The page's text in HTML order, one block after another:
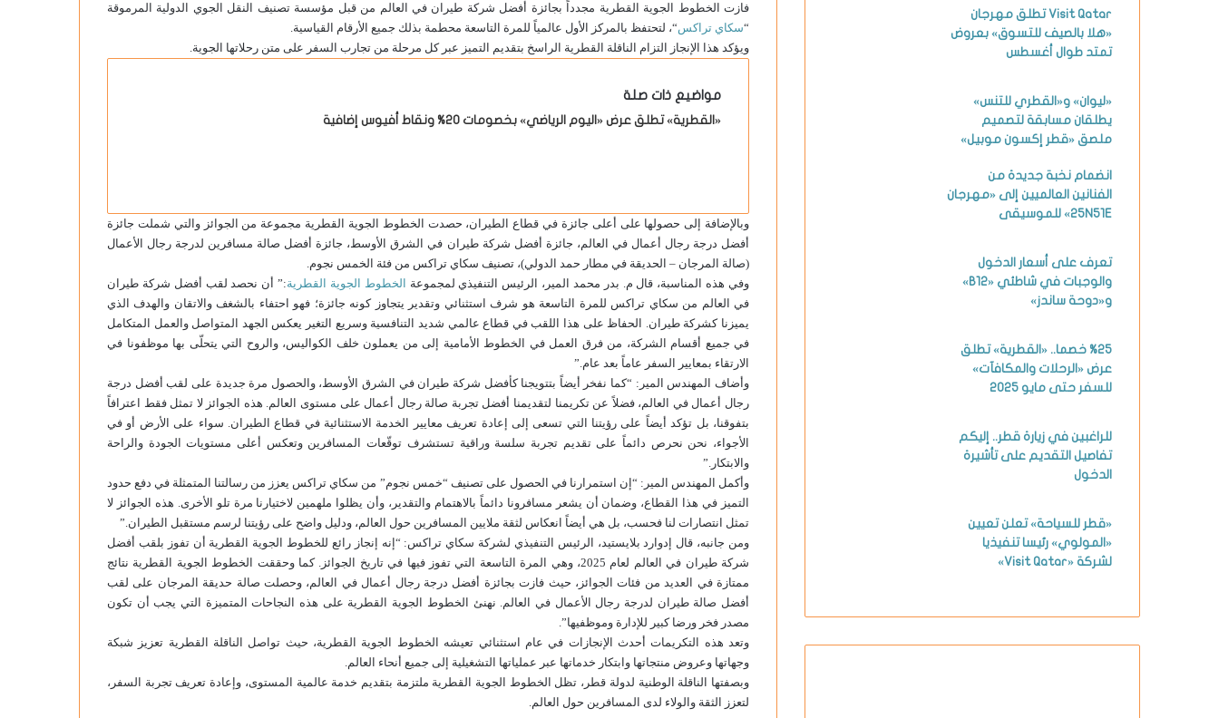
فازت الخطوط الجوية القطرية مجدداً بجائزة أفضل شركة طيران في العالم من قبل مؤسسة تصنيف النقل الجوي الدولية المرموقة
“سكاي تراكس“، لتحتفظ بالمركز الأول عالمياً للمرة التاسعة محطمة بذلك جميع الأرقام القياسية.
ويؤكد هذا الإنجاز التزام الناقلة القطرية الراسخ بتقديم التميز عبر كل مرحلة من تجارب السفر على متن رحلاتها الجوية.
مواضيع ذات صلة
«القطرية» تطلق عرض «اليوم الرياضي» بخصومات 20% ونقاط أفيوس إضافية
وبالإضافة إلى حصولها على أعلى جائزة في قطاع الطيران، حصدت الخطوط الجوية القطرية مجموعة من الجوائز والتي شملت جائزة
أفضل درجة رجال أعمال في العالم، جائزة أفضل شركة طيران في الشرق الأوسط، جائزة أفضل صالة مسافرين لدرجة رجال الأعمال
(صالة المرجان – الحديقة في مطار حمد الدولي)، تصنيف سكاي تراكس من فئة الخمس نجوم.
وفي هذه المناسبة، قال م. بدر محمد المير، الرئيس التنفيذي لمجموعة الخطوط الجوية القطرية:” أن نحصد لقب أفضل شركة طيران
في العالم من سكاي تراكس للمرة التاسعة هو شرف استثنائي وتقدير يتجاوز كونه جائزة؛ فهو احتفاء بالشغف والاتقان والهدف الذي
يميزنا كشركة طيران. الحفاظ على هذا اللقب في قطاع عالمي شديد التنافسية وسريع التغير يعكس الجهد المتواصل والعمل المتكامل
في جميع أقسام الشركة، من فرق العمل في الخطوط الأمامية إلى من يعملون خلف الكواليس، والروح التي يتحلّى بها موظفونا في
الارتقاء بمعايير السفر عاماً بعد عام.”
وأضاف المهندس المير: “كما نفخر أيضاً بتتويجنا كأفضل شركة طيران في الشرق الأوسط، والحصول مرة جديدة على لقب أفضل درجة
رجال أعمال في العالم، فضلاً عن تكريمنا لتقديمنا أفضل تجربة صالة رجال أعمال على مستوى العالم. هذه الجوائز لا تمثل فقط اعترافاً
بتفوقنا، بل تؤكد أيضاً على رؤيتنا التي تسعى إلى إعادة تعريف معايير الخدمة الاستثنائية في قطاع الطيران. سواء على الأرض أو في
الأجواء، نحن نحرص دائماً على تقديم تجربة سلسة وراقية تستشرف توقّعات المسافرين وتعكس أعلى مستويات الجودة والراحة
والابتكار.”
وأكمل المهندس المير: “إن استمرارنا في الحصول على تصنيف “خمس نجوم” من سكاي تراكس يعزز من رسالتنا المتمثلة في دفع حدود
التميز في هذا القطاع، وضمان أن يشعر مسافرونا دائماً بالاهتمام والتقدير، وأن يظلوا ملهمين لاختيارنا مرة تلو الأخرى. هذه الجوائز لا
تمثل انتصارات لنا فحسب، بل هي أيضاً انعكاس لثقة ملايين المسافرين حول العالم، ودليل واضح على رؤيتنا لرسم مستقبل الطيران.”
ومن جانبه، قال إدوارد بلايستيد، الرئيس التنفيذي لشركة سكاي تراكس: “إنه إنجاز رائع للخطوط الجوية القطرية أن تفوز بلقب أفضل
شركة طيران في العالم لعام 2025، وهي المرة التاسعة التي تفوز فيها في تاريخ الجوائز. كما وحققت الخطوط الجوية القطرية نتائج
ممتازة في العديد من فئات الجوائز، حيث فازت بجائزة أفضل درجة رجال أعمال في العالم، وحصلت صالة حديقة المرجان على لقب
أفضل صالة طيران لدرجة رجال الأعمال في العالم. نهنئ الخطوط الجوية القطرية على هذه النجاحات المتميزة التي يجب أن تكون
مصدر فخر ورضا كبير للإدارة وموظفيها”.
وتعد هذه التكريمات أحدث الإنجازات في عام استثنائي تعيشه الخطوط الجوية القطرية، حيث تواصل الناقلة القطرية تعزيز شبكة
وجهاتها وعروض منتجاتها وابتكار خدماتها عبر عملياتها التشغيلية إلى جميع أنحاء العالم.
وبصفتها الناقلة الوطنية لدولة قطر، تظل الخطوط الجوية القطرية ملتزمة بتقديم خدمة عالمية المستوى، وإعادة تعريف تجربة السفر،
لتعزز الثقة والولاء لدى المسافرين حول العالم.
Visit Qatar تطلق مهرجان
«هلا بالصيف للتسوق» بعروض
تمتد طوال أغسطس
«ليوان» و«القطري للتنس»
يطلقان مسابقة لتصميم
ملصق «قطر إكسون موبيل»
انضمام نخبة جديدة من
الفنانين العالميين إلى «مهرجان
25N51E» للموسيقى
تعرف على أسعار الدخول
والوجبات في شاطئي «B12»
و«دوحة ساندز»
%25 خصما.. «القطرية» تطلق
عرض «الرحلات والمكافآت»
للسفر حتى مايو 2025
للراغبين في زيارة قطر.. إليكم
تفاصيل التقديم على تأشيرة
الدخول
«قطر للسياحة» تعلن تعيين
«المولوي» رئيسا تنفيذيا
لشركة «Visit Qatar»